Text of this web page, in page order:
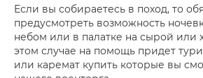
Если вы собираетесь в поход, то
предусмотреть возможность
небом или в палатке на сырой или
этом случае на помощь придет
или каремат купить которые вы